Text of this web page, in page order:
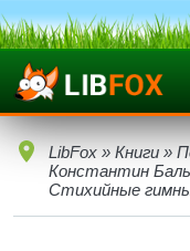
LibFox » Книги »
Константин
Стихийные